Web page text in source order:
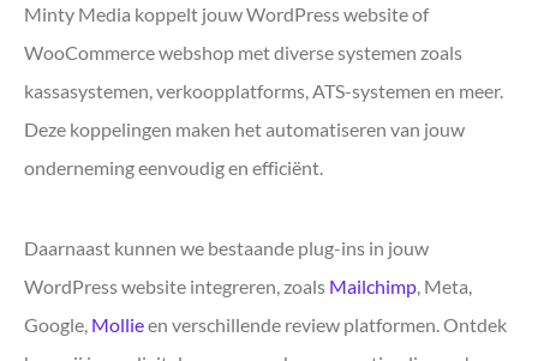
Minty Media koppelt jouw WordPress website of
WooCommerce webshop met diverse systemen zoals
kassasystemen, verkoopplatforms, ATS-systemen en meer.
Deze koppelingen maken het automatiseren van jouw
onderneming eenvoudig en efficiënt.
Daarnaast kunnen we bestaande plug-ins in jouw
WordPress website integreren, zoals Mailchimp, Meta,
Google, Mollieen verschillende review platformen. Ontdek